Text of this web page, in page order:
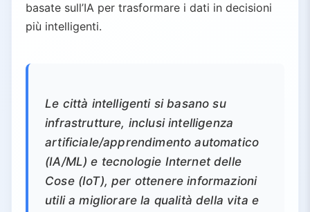
basate sull’IA per trasformare i dati in decisioni
più intelligenti.
Le città intelligenti si basano su
infrastrutture, inclusi intelligenza
artificiale/apprendimento automatico
(IA/ML) e tecnologie Internet delle
Cose (IoT), per ottenere informazioni
utili a migliorare la qualità della vita e